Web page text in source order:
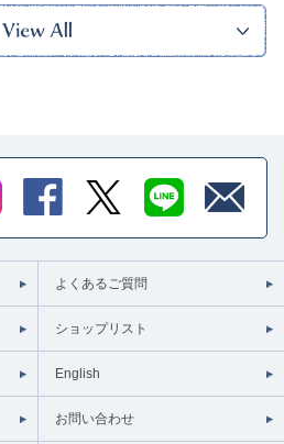
よくあるご質問
ショップリスト
English
お問い合わせ